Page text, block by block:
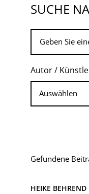
SUCHE
Autor /
Gefundene
HEIKE BEHREND